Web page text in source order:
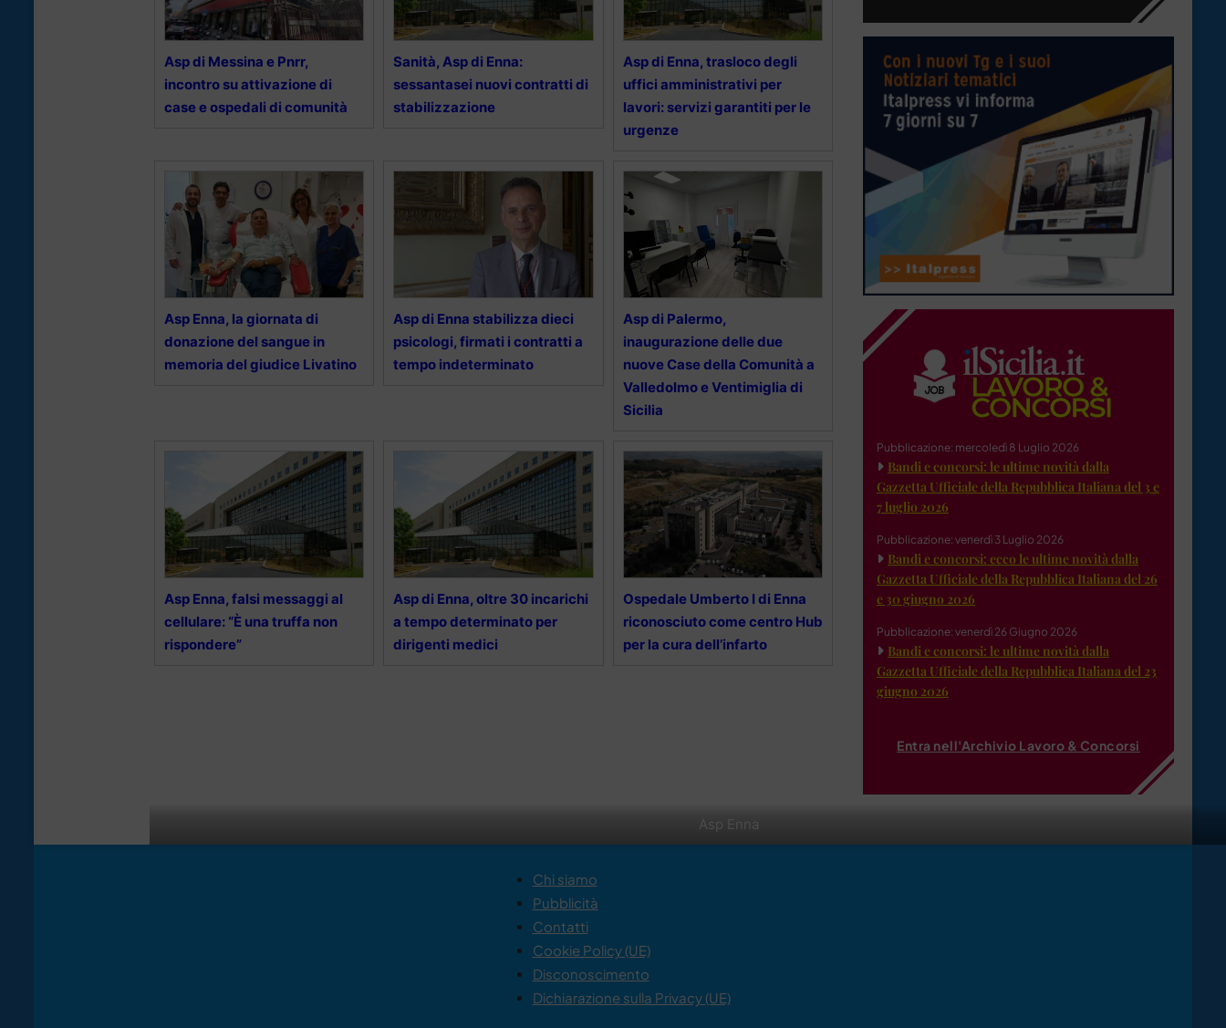
Asp Enna
Asp di Messina e Pnrr,
incontro su attivazione di
case e ospedali di comunità
Sanità, Asp di Enna:
sessantasei nuovi contratti di
stabilizzazione
Asp di Enna, trasloco degli
uffici amministrativi per
lavori: servizi garantiti per le
urgenze
Asp Enna, la giornata di
donazione del sangue in
memoria del giudice Livatino
Asp di Enna stabilizza dieci
psicologi, firmati i contratti a
tempo indeterminato
Asp di Palermo,
inaugurazione delle due
nuove Case della Comunità a
Valledolmo e Ventimiglia di
Sicilia
Asp Enna, falsi messaggi al
cellulare: “È una truffa non
rispondere”
Asp di Enna, oltre 30 incarichi
a tempo determinato per
dirigenti medici
Ospedale Umberto I di Enna
riconosciuto come centro Hub
per la cura dell’infarto
Pubblicazione: mercoledì 8 Luglio 2026
Bandi e concorsi: le ultime novità dalla
Gazzetta Ufficiale della Repubblica Italiana del 3 e
7 luglio 2026
Pubblicazione: venerdì 3 Luglio 2026
Bandi e concorsi: ecco le ultime novità dalla
Gazzetta Ufficiale della Repubblica Italiana del 26
e 30 giugno 2026
Pubblicazione: venerdì 26 Giugno 2026
Bandi e concorsi: le ultime novità dalla
Gazzetta Ufficiale della Repubblica Italiana del 23
giugno 2026
Entra nell'Archivio Lavoro & Concorsi
Chi siamo
Pubblicità
Contatti
Cookie Policy (UE)
Disconoscimento
Dichiarazione sulla Privacy (UE)